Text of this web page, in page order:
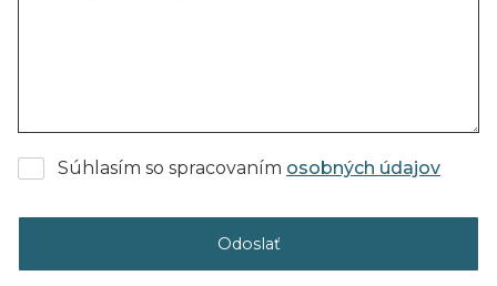
Súhlasím so spracovaním osobných údajov